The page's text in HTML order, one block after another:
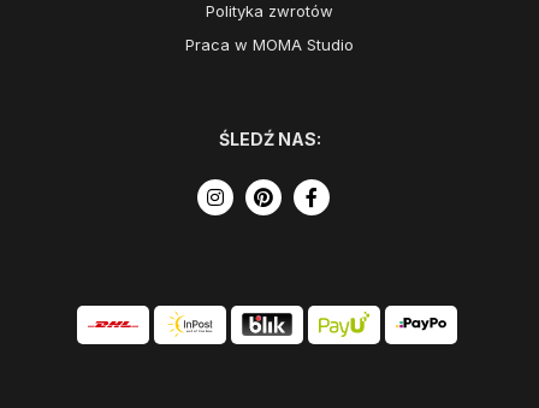
Polityka zwrotów
Praca w MOMA Studio
ŚLEDŹ NAS: